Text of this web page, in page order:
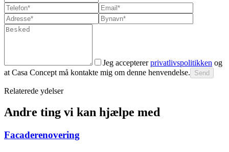
Jeg accepterer privatlivspolitikken og
at Casa Concept må kontakte mig om denne henvendelse.
Send
Relaterede ydelser
Andre ting vi kan hjælpe med
Facaderenovering